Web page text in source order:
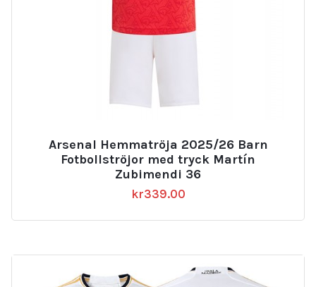
Arsenal Hemmatröja 2025/26 Barn
Fotbollströjor med tryck Martín
Zubimendi 36
kr339.00